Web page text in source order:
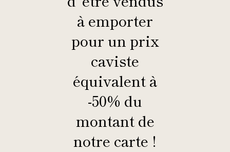
à emporter
pour un prix
caviste
équivalent à
-50% du
montant de
notre carte !